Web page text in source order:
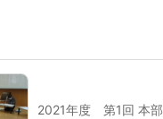
2021年度 第1回 本部